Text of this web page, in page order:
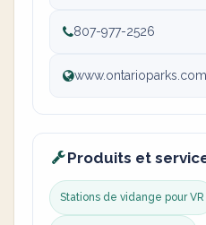
807-977-2526
Produits et
Stations de vidange pour VR